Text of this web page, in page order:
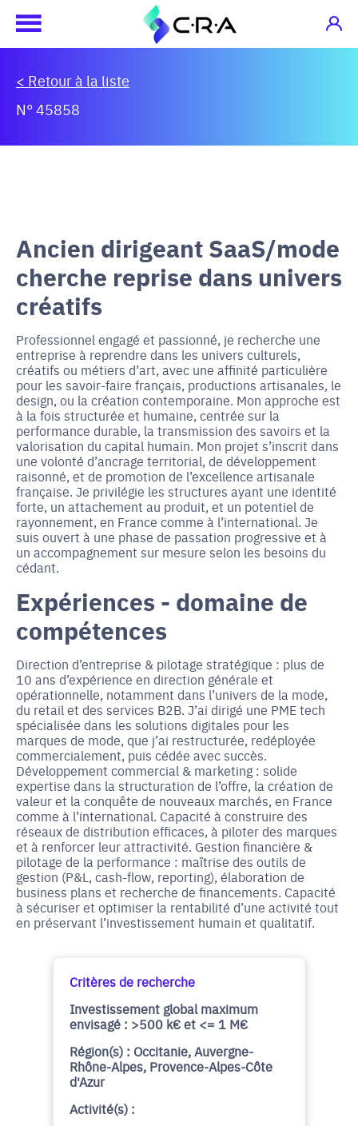
< Retour à la liste
N° 45858
Ancien dirigeant SaaS/mode
cherche reprise dans univers
créatifs
Professionnel engagé et passionné, je recherche une
entreprise à reprendre dans les univers culturels,
créatifs ou métiers d’art, avec une affinité particulière
pour les savoir-faire français, productions artisanales, le
design, ou la création contemporaine. Mon approche est
à la fois structurée et humaine, centrée sur la
performance durable, la transmission des savoirs et la
valorisation du capital humain. Mon projet s’inscrit dans
une volonté d’ancrage territorial, de développement
raisonné, et de promotion de l’excellence artisanale
française. Je privilégie les structures ayant une identité
forte, un attachement au produit, et un potentiel de
rayonnement, en France comme à l’international. Je
suis ouvert à une phase de passation progressive et à
un accompagnement sur mesure selon les besoins du
cédant.
Expériences - domaine de
compétences
Direction d’entreprise & pilotage stratégique : plus de
10 ans d’expérience en direction générale et
opérationnelle, notamment dans l’univers de la mode,
du retail et des services B2B. J’ai dirigé une PME tech
spécialisée dans les solutions digitales pour les
marques de mode, que j’ai restructurée, redéployée
commercialement, puis cédée avec succès.
Développement commercial & marketing : solide
expertise dans la structuration de l’offre, la création de
valeur et la conquête de nouveaux marchés, en France
comme à l’international. Capacité à construire des
réseaux de distribution efficaces, à piloter des marques
et à renforcer leur attractivité. Gestion financière &
pilotage de la performance : maîtrise des outils de
gestion (P&L, cash-flow, reporting), élaboration de
business plans et recherche de financements. Capacité
à sécuriser et optimiser la rentabilité d’une activité tout
en préservant l’investissement humain et qualitatif.
Critères de recherche
Investissement global maximum
envisagé : >500 k€ et <= 1 M€
Région(s) : Occitanie, Auvergne-
Rhône-Alpes, Provence-Alpes-Côte
d'Azur
Activité(s) :